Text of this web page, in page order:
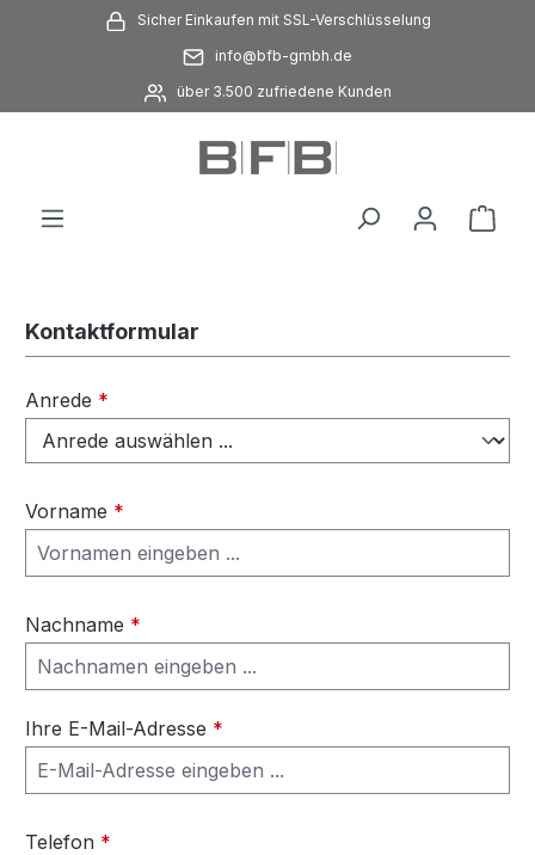
Zum Hauptinhalt springenSicher Einkaufen mit SSL-Verschlüsselung
info@bfb-gmbh.de
über 3.500 zufriedene Kunden
Kontaktformular
Anrede *
Vorname *
Nachname *
Ihre E-Mail-Adresse *
Telefon *